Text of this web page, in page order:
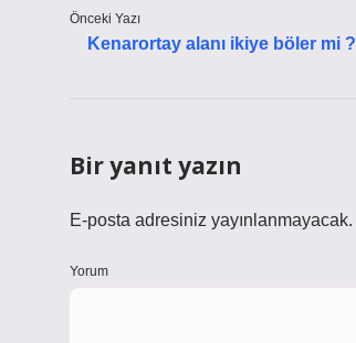
Önceki Yazı
Kenarortay alanı ikiye böler mi ?
Bir yanıt yazın
E-posta adresiniz yayınlanmayacak.
Yorum